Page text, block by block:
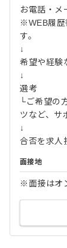
お電話・メ
※WEB履歴
す。
↓
希望や経験
↓
選考
└ご希望の
ツなど、サ
↓
合否を求人
面接地
※面接はオ